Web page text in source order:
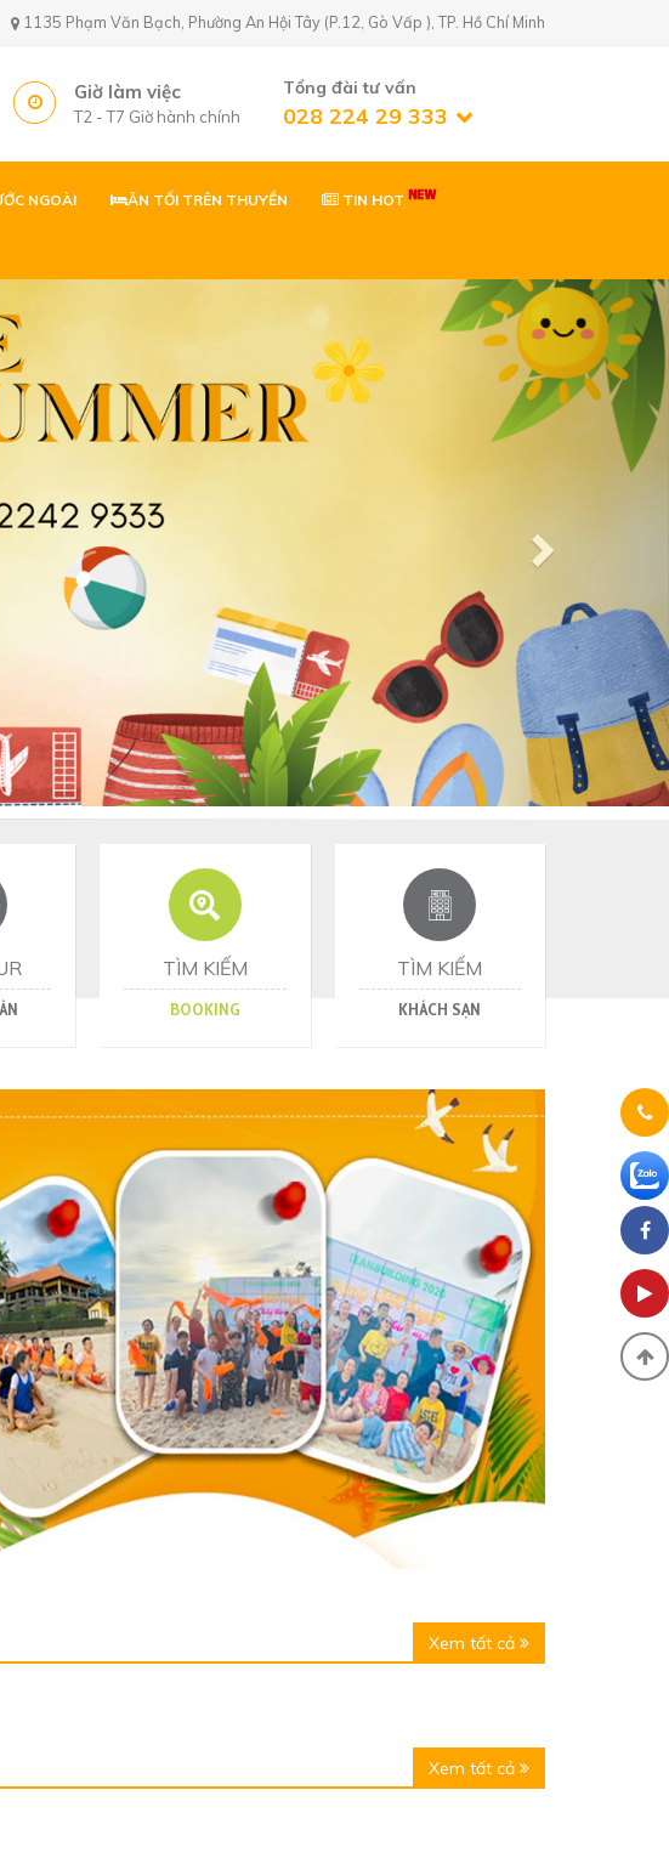
1135 Phạm Văn Bạch, Phường An Hội Tây (P.12, Gò Vấp ), TP. Hồ Chí Minh
Giờ làm việc
T2 - T7 Giờ hành chính
Tổng đài tư vấn
028 224 29 333
( gần sân Golf) 02822429333
Phạm Văn Bạch, Phường Tân Sơn,
Chí Minh
Quy Nhơn
Niên, P. Quy Nhơn, Gia Lai
0903869866
NGOÀI ĂN TỐI TRÊN THUYỀN TIN HOT
Next
TÌM KIẾM
BOOKING
TÌM KIẾM
KHÁCH SẠN
Xem tất cả
Xem tất cả